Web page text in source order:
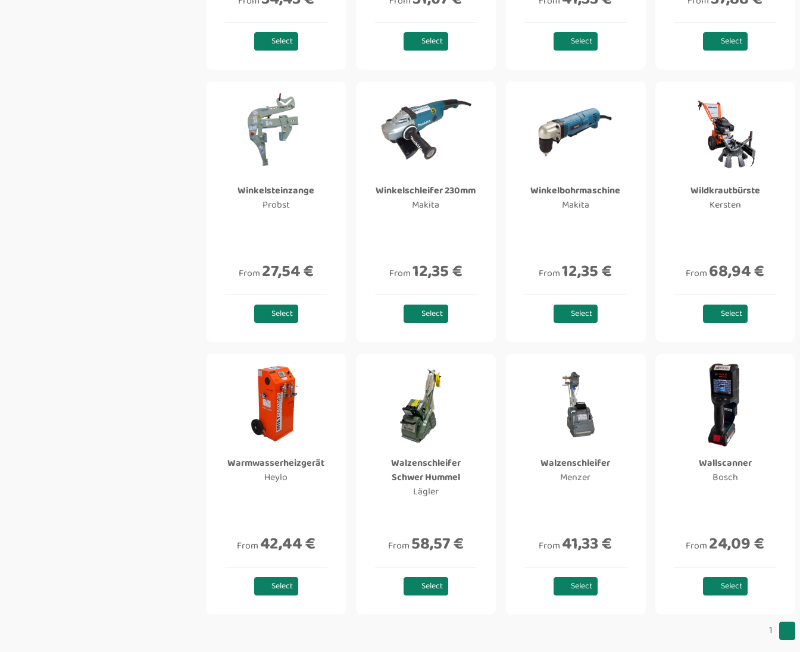
Select Select Select Select
Winkelsteinzange
Probst
From27,54 €
Select
Winkelschleifer 230mm
Makita
From12,35 €
Select
Winkelbohrmaschine
Makita
From12,35 €
Select
Wildkrautbürste
Kersten
From68,94 €
Select
Warmwasserheizgerät
Heylo
From42,44 €
Select
Walzenschleifer
Schwer Hummel
Lägler
From58,57 €
Select
Walzenschleifer
Menzer
From41,33 €
Select
Wallscanner
Bosch
From24,09 €
Select
1